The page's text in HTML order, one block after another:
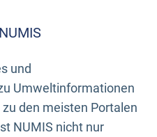
und
Umweltinformationen
den meisten Portalen
NUMIS nicht nur